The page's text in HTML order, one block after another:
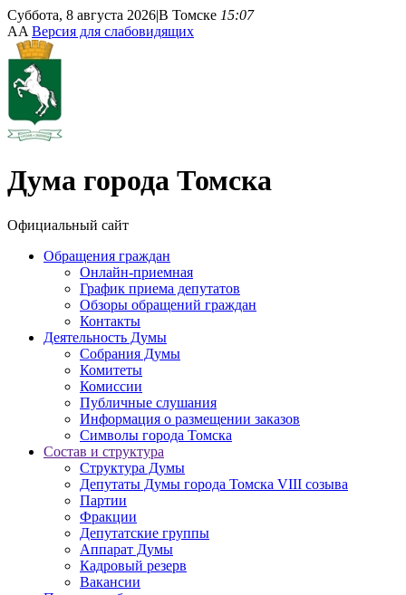
Суббота, 8 августа 2026|В Томске 15:07
AA Версия для слабовидящих
Дума города Томска
Официальный сайт
Обращения граждан
Онлайн-приемная
График приема депутатов
Обзоры обращений граждан
Контакты
Деятельность Думы
Собрания Думы
Комитеты
Комиссии
Публичные слушания
Информация о размещении заказов
Символы города Томска
Состав и структура
Структура Думы
Депутаты Думы города Томска VIII созыва
Партии
Фракции
Депутатские группы
Аппарат Думы
Кадровый резерв
Вакансии